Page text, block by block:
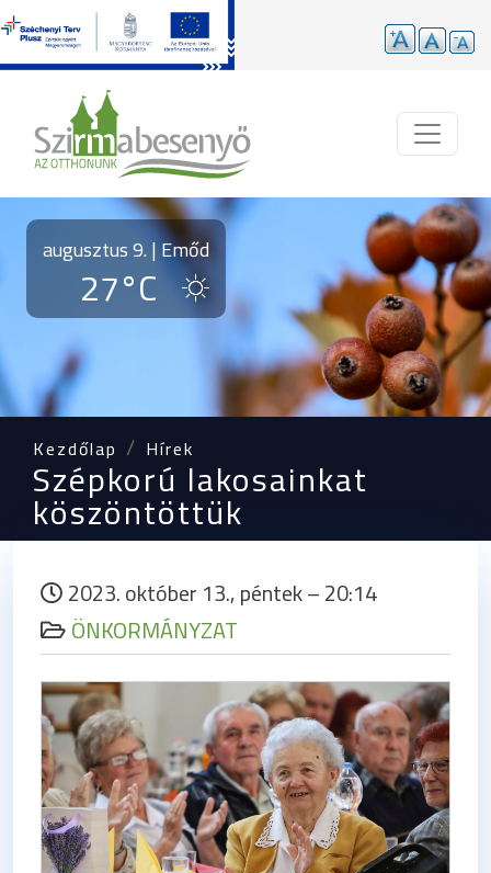
augusztus 9. | Emőd
27°C
Kezdőlap Hírek
Szépkorú lakosainkat
köszöntöttük
2023. október 13., péntek – 20:14
ÖNKORMÁNYZAT